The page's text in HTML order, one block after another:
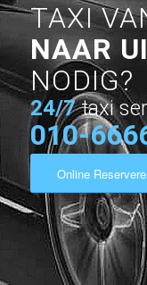
TAXI
NAAR
NODIG?
24/7 taxi
010-
Online